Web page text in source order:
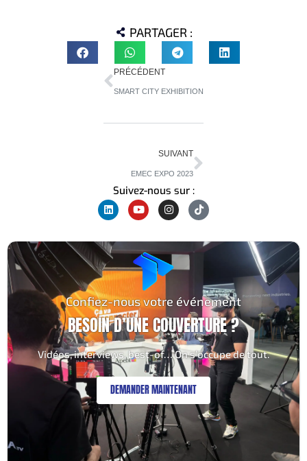
Confiez-nous votre événement
BESOIN D’UNE COUVERTURE ?
Vidéos, interviews, best-of… On s’occupe de tout.
DEMANDER MAINTENANT
PARTAGER :
PRÉCÉDENT
SMART CITY EXHIBITION
SUIVANT
EMEC EXPO 2023
Suivez-nous sur :